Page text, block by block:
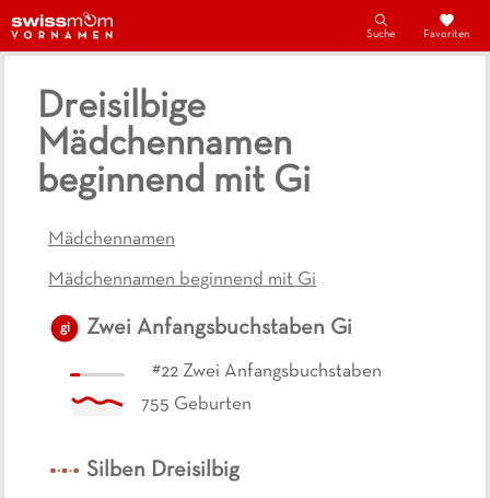
Suche Favoriten
Dreisilbige
Mädchennamen
beginnend mit Gi
Mädchennamen
Mädchennamen beginnend mit Gi
gi Zwei Anfangsbuchstaben Gi
#22 Zwei Anfangsbuchstaben
755 Geburten
Silben Dreisilbig